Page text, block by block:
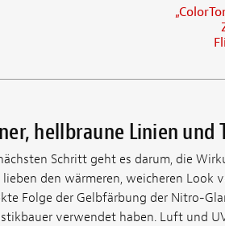
hellbraune Linien und
Schritt geht es darum, die
lieben den wärmeren, weicheren Look
Folge der Gelbfärbung der Nitro-
verwendet haben. Luft und